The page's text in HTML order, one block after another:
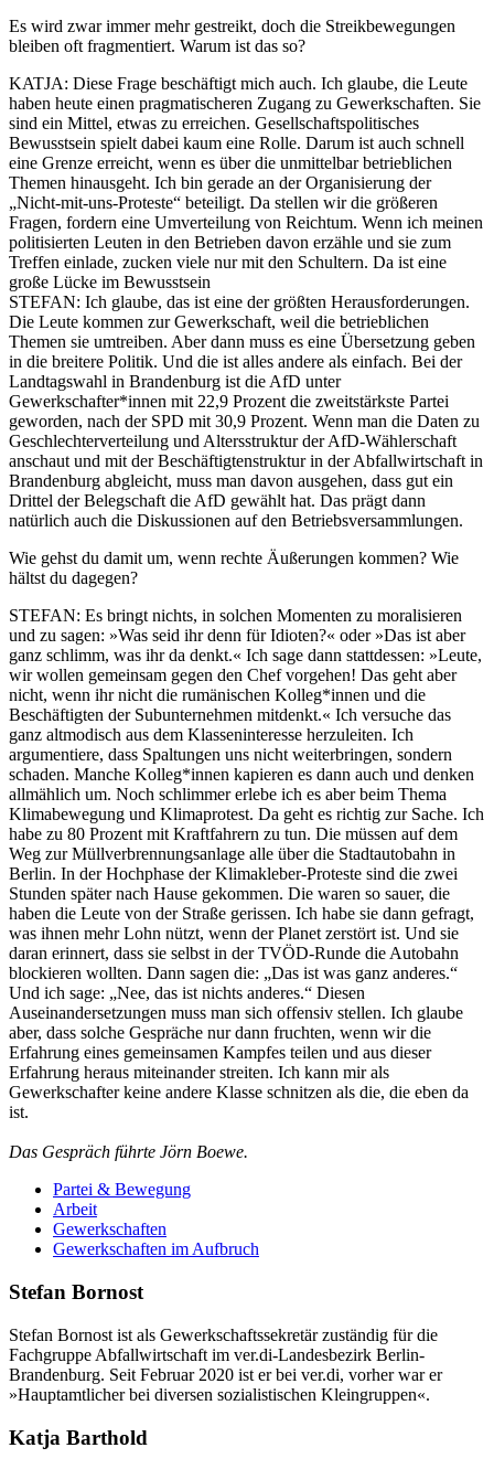
Es wird zwar immer mehr gestreikt, doch die Streikbewegungen
bleiben oft fragmentiert. Warum ist das so?
KATJA: Diese Frage beschäftigt mich auch. Ich glaube, die Leute
haben heute einen pragmatischeren Zugang zu Gewerkschaften. Sie
sind ein Mittel, etwas zu erreichen. Gesellschaftspolitisches
Bewusstsein spielt dabei kaum eine Rolle. Darum ist auch schnell
eine Grenze erreicht, wenn es über die unmittelbar betrieblichen
Themen hinausgeht. Ich bin gerade an der Organisierung der
„Nicht-mit-uns-Proteste“ beteiligt. Da stellen wir die größeren
Fragen, fordern eine Umverteilung von Reichtum. Wenn ich meinen
politisierten Leuten in den Betrieben davon erzähle und sie zum
Treffen einlade, zucken viele nur mit den Schultern. Da ist eine
große Lücke im Bewusstsein
STEFAN: Ich glaube, das ist eine der größten Herausforderungen.
Die Leute kommen zur Gewerkschaft, weil die betrieblichen
Themen sie umtreiben. Aber dann muss es eine Übersetzung geben
in die breitere Politik. Und die ist alles andere als einfach. Bei der
Landtagswahl in Brandenburg ist die AfD unter
Gewerkschafter*innen mit 22,9 Prozent die zweitstärkste Partei
geworden, nach der SPD mit 30,9 Prozent. Wenn man die Daten zu
Geschlechterverteilung und Altersstruktur der AfD-Wählerschaft
anschaut und mit der Beschäftigtenstruktur in der Abfallwirtschaft in
Brandenburg abgleicht, muss man davon ausgehen, dass gut ein
Drittel der Belegschaft die AfD gewählt hat. Das prägt dann
natürlich auch die Diskussionen auf den Betriebsversammlungen.
Wie gehst du damit um, wenn rechte Äußerungen kommen? Wie
hältst du dagegen?
STEFAN: Es bringt nichts, in solchen Momenten zu moralisieren
und zu sagen: »Was seid ihr denn für Idioten?« oder »Das ist aber
ganz schlimm, was ihr da denkt.« Ich sage dann stattdessen: »Leute,
wir wollen gemeinsam gegen den Chef vorgehen! Das geht aber
nicht, wenn ihr nicht die rumänischen Kolleg*innen und die
Beschäftigten der Subunternehmen mitdenkt.« Ich versuche das
ganz altmodisch aus dem Klasseninteresse herzuleiten. Ich
argumentiere, dass Spaltungen uns nicht weiterbringen, sondern
schaden. Manche Kolleg*innen kapieren es dann auch und denken
allmählich um. Noch schlimmer erlebe ich es aber beim Thema
Klimabewegung und Klimaprotest. Da geht es richtig zur Sache. Ich
habe zu 80 Prozent mit Kraftfahrern zu tun. Die müssen auf dem
Weg zur Müllverbrennungsanlage alle über die Stadtautobahn in
Berlin. In der Hochphase der Klimakleber-Proteste sind die zwei
Stunden später nach Hause gekommen. Die waren so sauer, die
haben die Leute von der Straße gerissen. Ich habe sie dann gefragt,
was ihnen mehr Lohn nützt, wenn der Planet zerstört ist. Und sie
daran erinnert, dass sie selbst in der TVÖD-Runde die Autobahn
blockieren wollten. Dann sagen die: „Das ist was ganz anderes.“
Und ich sage: „Nee, das ist nichts anderes.“ Diesen
Auseinandersetzungen muss man sich offensiv stellen. Ich glaube
aber, dass solche Gespräche nur dann fruchten, wenn wir die
Erfahrung eines gemeinsamen Kampfes teilen und aus dieser
Erfahrung heraus miteinander streiten. Ich kann mir als
Gewerkschafter keine andere Klasse schnitzen als die, die eben da
ist.
Das Gespräch führte Jörn Boewe.
Partei & Bewegung
Arbeit
Gewerkschaften
Gewerkschaften im Aufbruch
Stefan Bornost
Stefan Bornost ist als Gewerkschaftssekretär zuständig für die
Fachgruppe Abfallwirtschaft im ver.di-Landesbezirk Berlin-
Brandenburg. Seit Februar 2020 ist er bei ver.di, vorher war er
»Hauptamtlicher bei diversen sozialistischen Kleingruppen«.
Katja Barthold